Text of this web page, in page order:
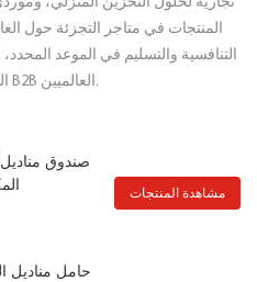
المنتجات في متاجر التجزئة حول
التنافسية والتسليم في الموعد
الطويل لعملاء B2B العالميين.
صندوق
مشاهدة المنتجات
حامل مناديل